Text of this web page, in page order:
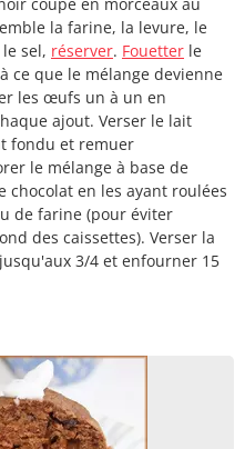
la farine, la levure, le
sel, réserver. Fouetter le
ce que le mélange devienne
les œufs un à un en
ajout. Verser le lait
fondu et remuer
le mélange à base de
chocolat en les ayant roulées
de farine (pour éviter
des caissettes). Verser la
3/4 et enfourner 15